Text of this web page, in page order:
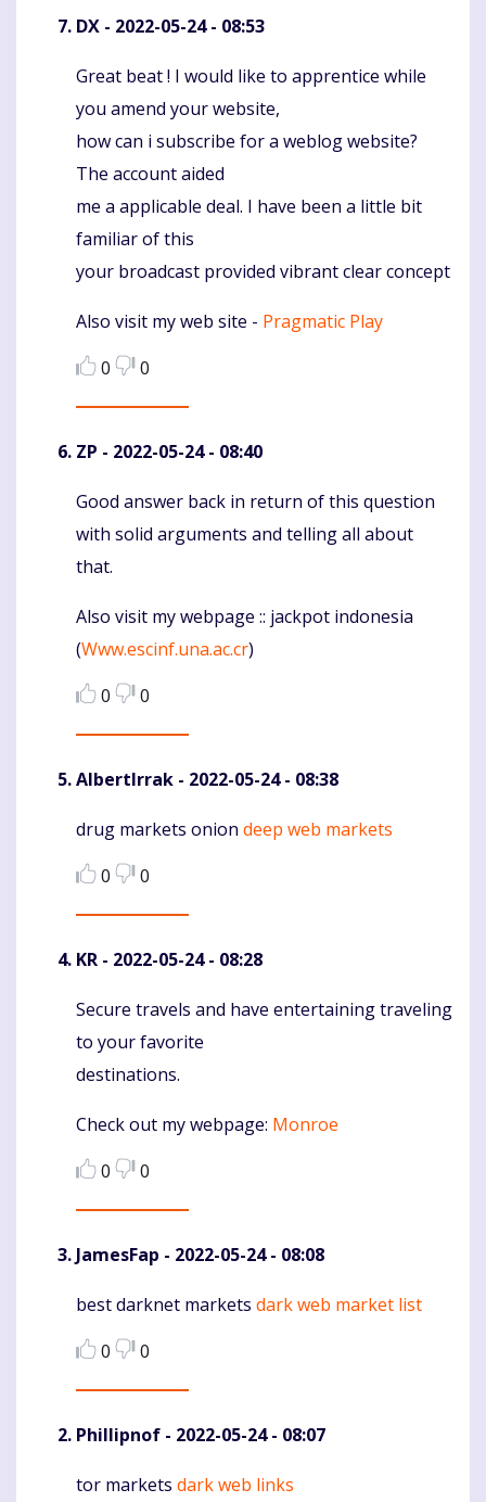
DX - 2022-05-24 - 08:53
Komentaras
Great beat ! I would like to apprentice while
you amend your website,
how can i subscribe for a weblog website?
The account aided
me a applicable deal. I have been a little bit
familiar of this
your broadcast provided vibrant clear concept
Also visit my web site - Pragmatic Play
0
0
ZP - 2022-05-24 - 08:40
Komentaras
Good answer back in return of this question
with solid arguments and telling all about
that.
Also visit my webpage :: jackpot indonesia
(Www.escinf.una.ac.cr)
0
0
AlbertIrrak - 2022-05-24 - 08:38
Komentaras
drug markets onion deep web markets
0
0
KR - 2022-05-24 - 08:28
Komentaras
Secure travels and have entertaining traveling
to your favorite
destinations.
Check out my webpage: Monroe
0
0
JamesFap - 2022-05-24 - 08:08
Komentaras
best darknet markets dark web market list
0
0
Phillipnof - 2022-05-24 - 08:07
Komentaras
tor markets dark web links